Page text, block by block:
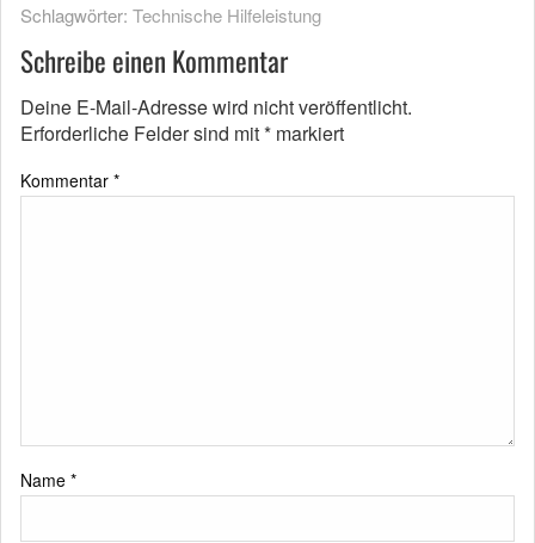
Schlagwörter: Technische Hilfeleistung
Schreibe einen Kommentar
Deine E-Mail-Adresse wird nicht veröffentlicht.
Erforderliche Felder sind mit* markiert
Kommentar *
Name *